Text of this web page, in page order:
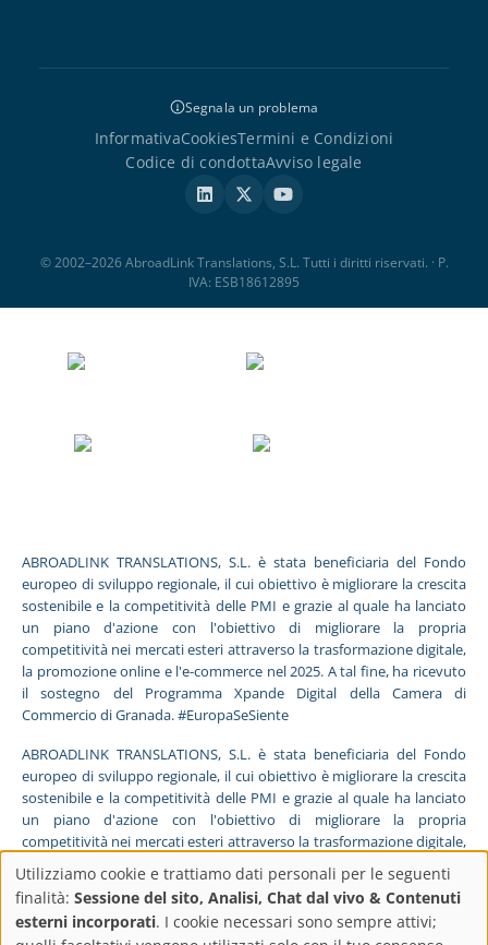
Segnala un problema
InformativaCookiesTermini e Condizioni
Codice di condottaAvviso legale
© 2002–2026 AbroadLink Translations, S.L. Tutti i diritti riservati. · P.
IVA: ESB18612895
ABROADLINK TRANSLATIONS, S.L. è stata beneficiaria del Fondo
europeo di sviluppo regionale, il cui obiettivo è migliorare la crescita
sostenibile e la competitività delle PMI e grazie al quale ha lanciato
un piano d'azione con l'obiettivo di migliorare la propria
competitività nei mercati esteri attraverso la trasformazione digitale,
la promozione online e l'e-commerce nel 2025. A tal fine, ha ricevuto
il sostegno del Programma Xpande Digital della Camera di
Commercio di Granada. #EuropaSeSiente
ABROADLINK TRANSLATIONS, S.L. è stata beneficiaria del Fondo
europeo di sviluppo regionale, il cui obiettivo è migliorare la crescita
sostenibile e la competitività delle PMI e grazie al quale ha lanciato
un piano d'azione con l'obiettivo di migliorare la propria
competitività nei mercati esteri attraverso la trasformazione digitale,
il sostegno del Programma Pyme Digital della Camera di Commercio
di Granada. #EuropaSeSiente
Impostazioni
Utilizziamo cookie e trattiamo dati personali per le seguenti
finalità: Sessione del sito, Analisi, Chat dal vivo & Contenuti
esterni incorporati. I cookie necessari sono sempre attivi;